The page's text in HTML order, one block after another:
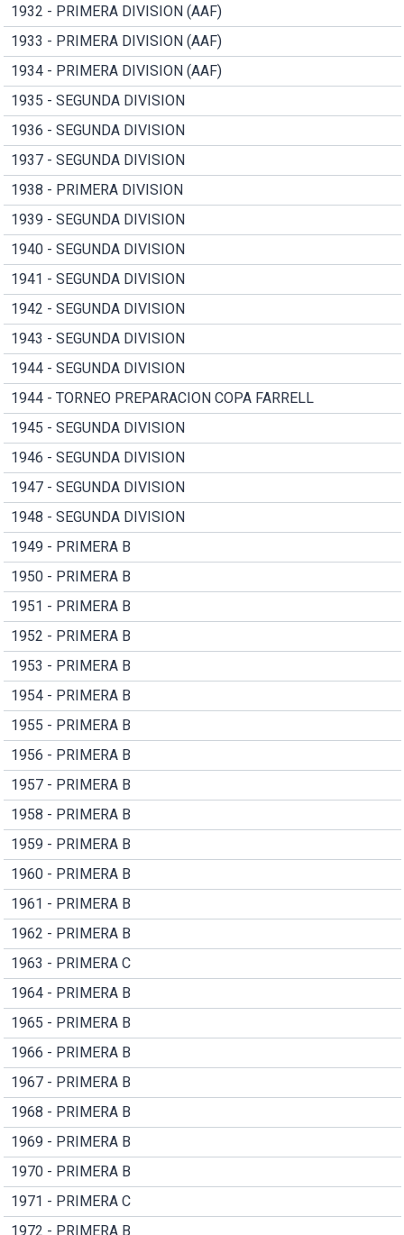
1932 - PRIMERA DIVISION (AAF)
1933 - PRIMERA DIVISION (AAF)
1934 - PRIMERA DIVISION (AAF)
1935 - SEGUNDA DIVISION
1936 - SEGUNDA DIVISION
1937 - SEGUNDA DIVISION
1938 - PRIMERA DIVISION
1939 - SEGUNDA DIVISION
1940 - SEGUNDA DIVISION
1941 - SEGUNDA DIVISION
1942 - SEGUNDA DIVISION
1943 - SEGUNDA DIVISION
1944 - SEGUNDA DIVISION
1944 - TORNEO PREPARACION COPA FARRELL
1945 - SEGUNDA DIVISION
1946 - SEGUNDA DIVISION
1947 - SEGUNDA DIVISION
1948 - SEGUNDA DIVISION
1949 - PRIMERA B
1950 - PRIMERA B
1951 - PRIMERA B
1952 - PRIMERA B
1953 - PRIMERA B
1954 - PRIMERA B
1955 - PRIMERA B
1956 - PRIMERA B
1957 - PRIMERA B
1958 - PRIMERA B
1959 - PRIMERA B
1960 - PRIMERA B
1961 - PRIMERA B
1962 - PRIMERA B
1963 - PRIMERA C
1964 - PRIMERA B
1965 - PRIMERA B
1966 - PRIMERA B
1967 - PRIMERA B
1968 - PRIMERA B
1969 - PRIMERA B
1970 - PRIMERA B
1971 - PRIMERA C
1972 - PRIMERA B